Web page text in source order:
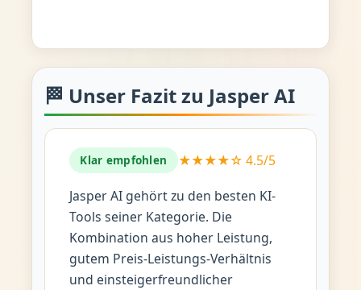
🏁 Unser Fazit zu Jasper AI
Klar empfohlen ★★★★☆ 4.5/5
Jasper AI gehört zu den besten KI-
Tools seiner Kategorie. Die
Kombination aus hoher Leistung,
gutem Preis-Leistungs-Verhältnis
und einsteigerfreundlicher